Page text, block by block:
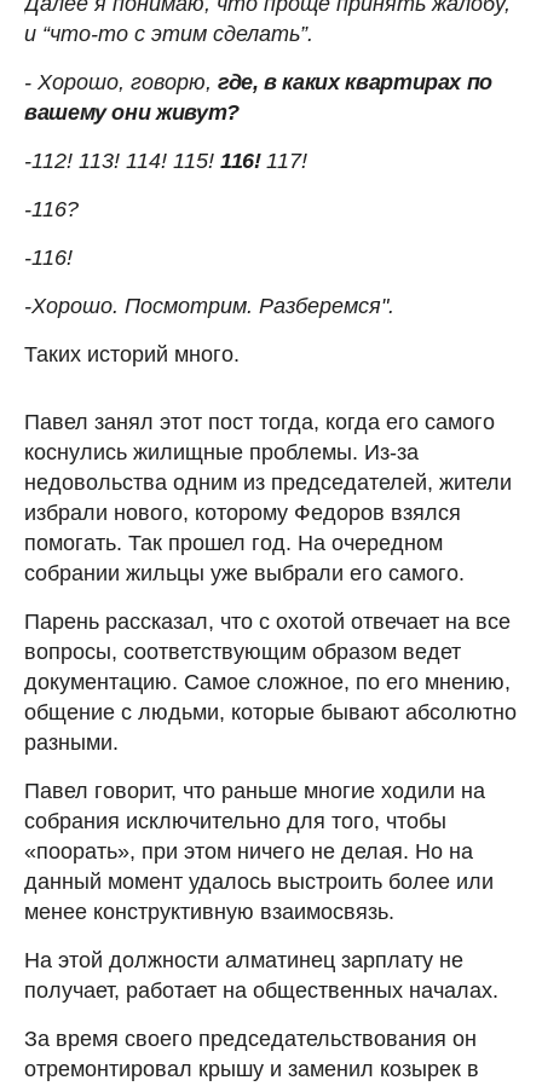
и “что-то с этим сделать”.
- Хорошо, говорю, где, в каких квартирах по
вашему они живут?
-112! 113! 114! 115! 116!117!
-116?
-116!
-Хорошо. Посмотрим. Разберемся".
Таких историй много.
Павел занял этот пост тогда, когда его самого
коснулись жилищные проблемы. Из-за
недовольства одним из председателей, жители
избрали нового, которому Федоров взялся
помогать. Так прошел год. На очередном
собрании жильцы уже выбрали его самого.
Парень рассказал, что с охотой отвечает на все
вопросы, соответствующим образом ведет
документацию. Самое сложное, по его мнению,
общение с людьми, которые бывают абсолютно
разными.
Павел говорит, что раньше многие ходили на
собрания исключительно для того, чтобы
«поорать», при этом ничего не делая. Но на
данный момент удалось выстроить более или
менее конструктивную взаимосвязь.
На этой должности алматинец зарплату не
получает, работает на общественных началах.
За время своего председательствования он
отремонтировал крышу и заменил козырек в